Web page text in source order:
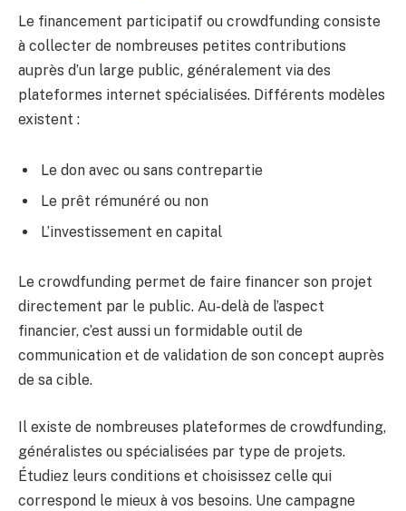
Le financement participatif ou crowdfunding consiste
à collecter de nombreuses petites contributions
auprès d’un large public, généralement via des
plateformes internet spécialisées. Différents modèles
existent :
Le don avec ou sans contrepartie
Le prêt rémunéré ou non
L’investissement en capital
Le crowdfunding permet de faire financer son projet
directement par le public. Au-delà de l’aspect
financier, c’est aussi un formidable outil de
communication et de validation de son concept auprès
de sa cible.
Il existe de nombreuses plateformes de crowdfunding,
généralistes ou spécialisées par type de projets.
Étudiez leurs conditions et choisissez celle qui
correspond le mieux à vos besoins. Une campagne